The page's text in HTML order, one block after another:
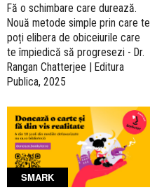
Fă o schimbare care durează.
Nouă metode simple prin care te
poți elibera de obiceiurile care
te împiedică să progresezi - Dr.
Rangan Chatterjee | Editura
Publica, 2025
SMARK